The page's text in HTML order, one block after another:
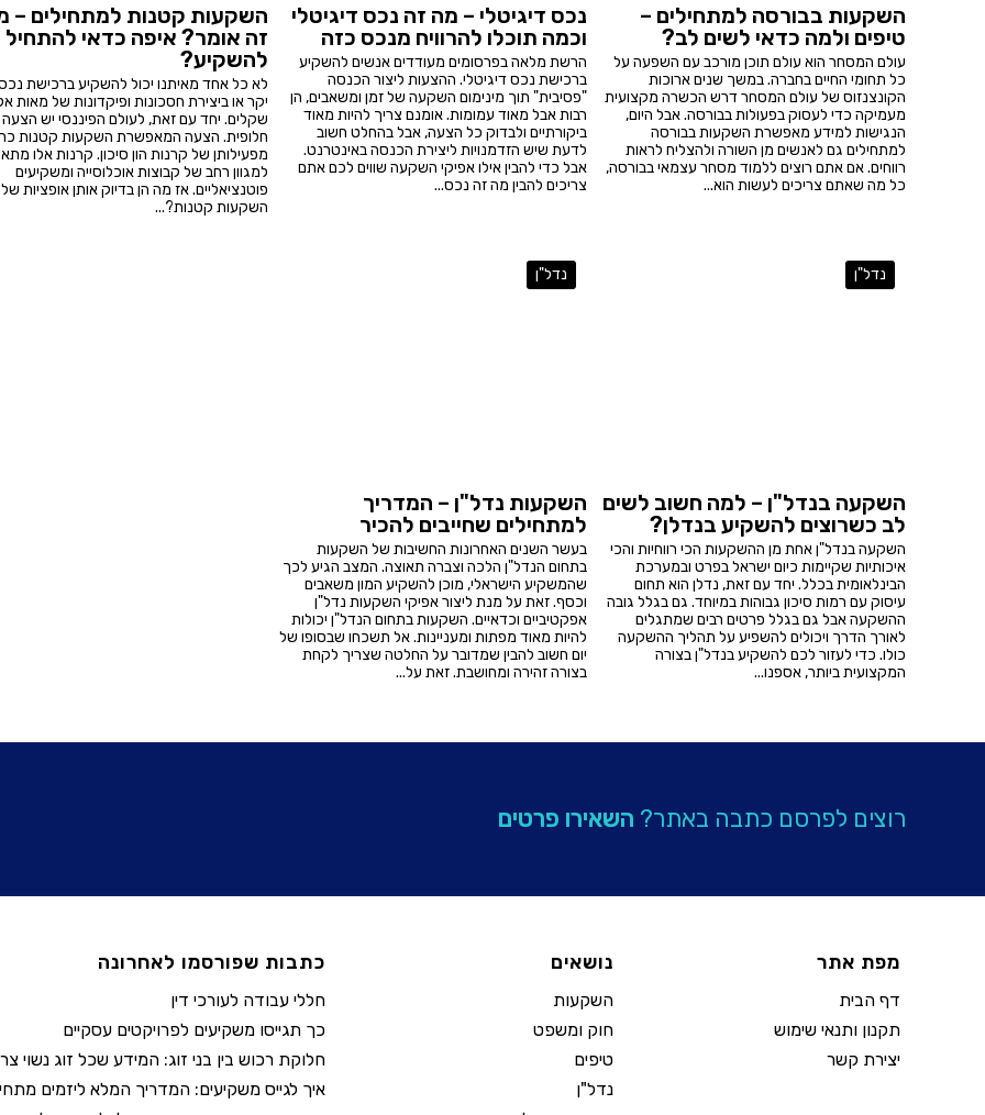
השקעות בבורסה למתחילים –
טיפים ולמה כדאי לשים לב?
עולם המסחר הוא עולם תוכן מורכב עם השפעה על
כל תחומי החיים בחברה. במשך שנים ארוכות
הקונצנזוס של עולם המסחר דרש הכשרה מקצועית
מעמיקה כדי לעסוק בפעולות בבורסה. אבל היום,
הנגישות למידע מאפשרת השקעות בבורסה
למתחילים גם לאנשים מן השורה ולהצליח לראות
רווחים. אם אתם רוצים ללמוד מסחר עצמאי בבורסה,
כל מה שאתם צריכים לעשות הוא...
נכס דיגיטלי – מה זה נכס דיגיטלי
וכמה תוכלו להרוויח מנכס כזה
הרשת מלאה בפרסומים מעודדים אנשים להשקיע
ברכישת נכס דיגיטלי. ההצעות ליצור הכנסה
"פסיבית" תוך מינימום השקעה של זמן ומשאבים, הן
רבות אבל מאוד עמומות. אומנם צריך להיות מאוד
ביקורתיים ולבדוק כל הצעה, אבל בהחלט חשוב
לדעת שיש הזדמנויות ליצירת הכנסה באינטרנט.
אבל כדי להבין אילו אפיקי השקעה שווים לכם אתם
צריכים להבין מה זה נכס...
השקעות קטנות למתחילים –
זה אומר? איפה כדאי להתחיל
להשקיע?
לא כל אחד מאיתנו יכול להשקיע ברכישת
יקר או ביצירת חסכונות ופיקדונות של מאות
שקלים. יחד עם זאת, לעולם הפיננסי יש הצעה
חלופית. הצעה המאפשרת השקעות קטנות
מפעילותן של קרנות הון סיכון. קרנות אלו
למגוון רחב של קבוצות אוכלוסייה ומשקיעים
פוטנציאליים. אז מה הן בדיוק אותן אופציות של
השקעות קטנות?...
נדל"ן
השקעה בנדל"ן – למה חשוב לשים
לב כשרוצים להשקיע בנדלן?
השקעה בנדל"ן אחת מן ההשקעות הכי רווחיות והכי
איכותיות שקיימות כיום ישראל בפרט ובמערכת
הבינלאומית בכלל. יחד עם זאת, נדלן הוא תחום
עיסוק עם רמות סיכון גבוהות במיוחד. גם בגלל גובה
ההשקעה אבל גם בגלל פרטים רבים שמתגלים
לאורך הדרך ויכולים להשפיע על תהליך ההשקעה
כולו. כדי לעזור לכם להשקיע בנדל"ן בצורה
המקצועית ביותר, אספנו...
נדל"ן
השקעות נדל"ן – המדריך
למתחילים שחייבים להכיר
בעשר השנים האחרונות החשיבות של השקעות
בתחום הנדל"ן הלכה וצברה תאוצה. המצב הגיע לכך
שהמשקיע הישראלי, מוכן להשקיע המון משאבים
וכסף. זאת על מנת ליצור אפיקי השקעות נדל"ן
אפקטיביים וכדאיים. השקעות בתחום הנדל"ן יכולות
להיות מאוד מפתות ומעניינות. אל תשכחו שבסופו של
יום חשוב להבין שמדובר על החלטה שצריך לקחת
בצורה זהירה ומחושבת. זאת על...
רוצים לפרסם כתבה באתר? השאירו פרטים
מפת אתר
דף הבית
תקנון ותנאי שימוש
יצירת קשר
נושאים
השקעות
חוק ומשפט
טיפים
נדל"ן
כתבות שפורסמו לאחרונה
חללי עבודה לעורכי דין
כך תגייסו משקיעים לפרויקטים עסקיים
חלוקת רכוש בין בני זוג: המידע שכל זוג נשוי
איך לגייס משקיעים: המדריך המלא ליזמים